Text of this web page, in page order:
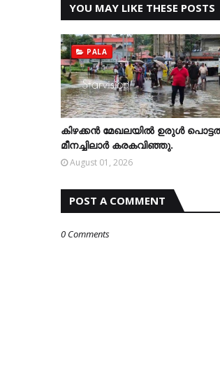
YOU MAY LIKE THESE POSTS
PALA
കിഴക്കന്‍ മേഖലയില്‍ ഉരുള്‍
മീനച്ചിലാര്‍ കരകവിഞ്ഞു.
August 01, 2026
POST A COMMENT
0 Comments